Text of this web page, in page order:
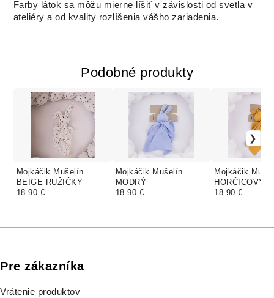
Farby látok sa môžu mierne líšiť v závislosti od svetla v
ateliéry a od kvality rozlíšenia vášho zariadenia.
Podobné produkty
Mojkáčik Mušelín
BEIGE RUŽIČKY
18.90 €
Mojkáčik Mušelín
MODRÝ
18.90 €
Mojkáčik
HORČICOVÝ
18.90 €
Pre zákazníka
Vrátenie produktov